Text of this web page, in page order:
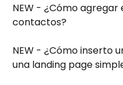
NEW - ¿Cómo agregar
contactos?
NEW - ¿Cómo inserto
una landing page